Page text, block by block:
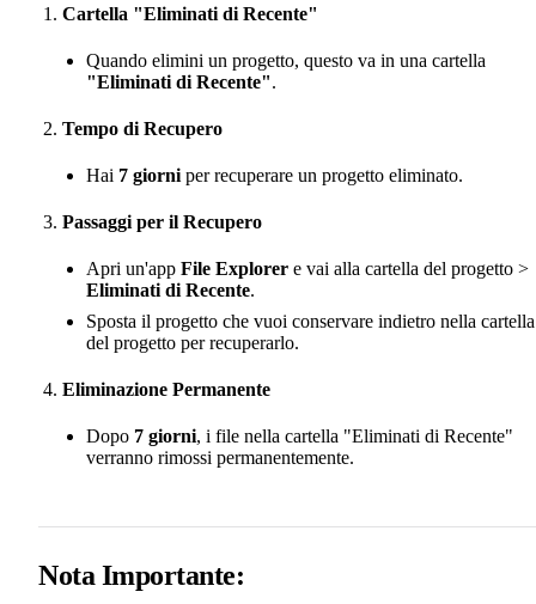
Cartella "Eliminati di Recente"
Quando elimini un progetto, questo va in una cartella
"Eliminati di Recente".
Tempo di Recupero
Hai 7 giorni per recuperare un progetto eliminato.
Passaggi per il Recupero
Apri un'app File Explorer e vai alla cartella del progetto >
Eliminati di Recente.
Sposta il progetto che vuoi conservare indietro nella cartella
del progetto per recuperarlo.
Eliminazione Permanente
Dopo 7 giorni, i file nella cartella "Eliminati di Recente"
verranno rimossi permanentemente.
Nota Importante: